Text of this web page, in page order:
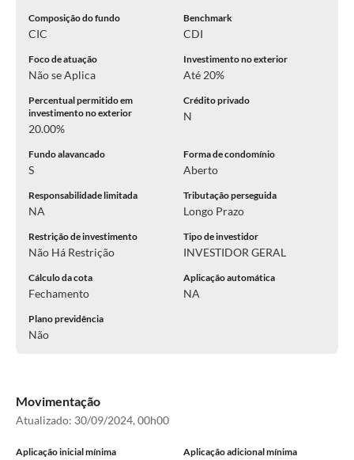
Composição do fundo
CIC
Benchmark
CDI
Foco de atuação
Não se Aplica
Investimento no exterior
Até 20%
Percentual permitido em
investimento no exterior
20.00%
Crédito privado
N
Fundo alavancado
S
Forma de condomínio
Aberto
Responsabilidade limitada
NA
Tributação perseguida
Longo Prazo
Restrição de investimento
Não Há Restrição
Tipo de investidor
INVESTIDOR GERAL
Cálculo da cota
Fechamento
Aplicação automática
NA
Plano previdência
Não
Movimentação
Atualizado: 30/09/2024, 00h00
Aplicação inicial mínima Aplicação adicional mínima